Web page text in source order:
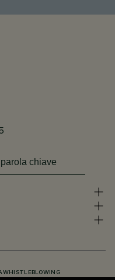
WHISTLEBLOWING